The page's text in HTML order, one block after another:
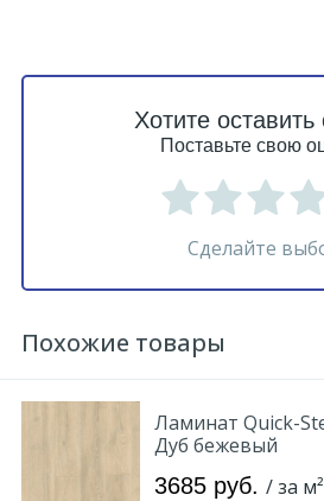
Хотите оставить
Поставьте свою
Сделайте
Похожие товары
Ламинат Quick-
Дуб бежевый
3685 руб. / за м²